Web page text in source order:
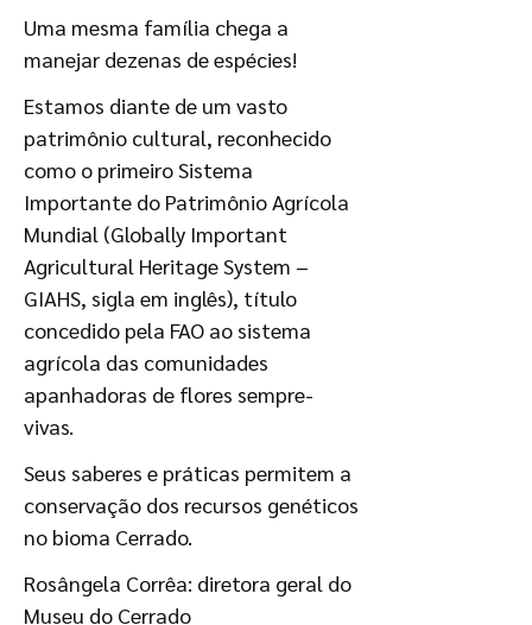
Uma mesma família chega a
manejar dezenas de espécies!
Estamos diante de um vasto
patrimônio cultural, reconhecido
como o primeiro Sistema
Importante do Patrimônio Agrícola
Mundial (Globally Important
Agricultural Heritage System –
GIAHS, sigla em inglês), título
concedido pela FAO ao sistema
agrícola das comunidades
apanhadoras de flores sempre-
vivas.
Seus saberes e práticas permitem a
conservação dos recursos genéticos
no bioma Cerrado.
Rosângela Corrêa: diretora geral do
Museu do Cerrado